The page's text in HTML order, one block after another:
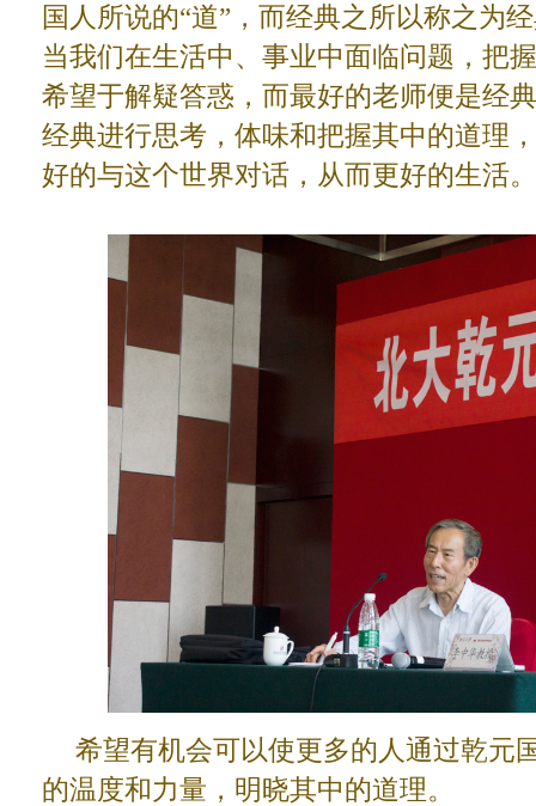
国人所说的“道”，而经典之所以称之为
当我们在生活中、事业中面临问题，把
希望于解疑答惑，而最好的老师便是经
经典进行思考，体味和把握其中的道理
好的与这个世界对话，从而更好的生活。
希望有机会可以使更多的人通过乾元
的温度和力量，明晓其中的道理。